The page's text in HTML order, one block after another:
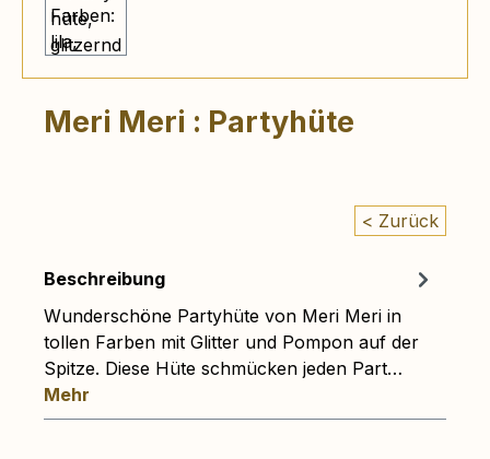
Meri Meri : Partyhüte
< Zurück
Beschreibung
Wunderschöne Partyhüte von Meri Meri in
tollen Farben mit Glitter und Pompon auf der
Spitze. Diese Hüte schmücken jeden Part…
Mehr